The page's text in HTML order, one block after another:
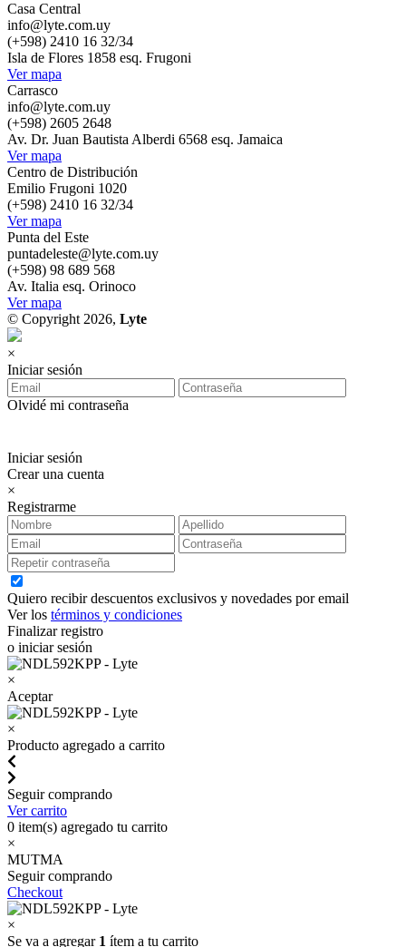
Casa Central
info@lyte.com.uy
(+598) 2410 16 32/34
Isla de Flores 1858 esq. Frugoni
Ver mapa
Carrasco
info@lyte.com.uy
(+598) 2605 2648
Av. Dr. Juan Bautista Alberdi 6568 esq. Jamaica
Ver mapa
Centro de Distribución
Emilio Frugoni 1020
(+598) 2410 16 32/34
Ver mapa
Punta del Este
puntadeleste@lyte.com.uy
(+598) 98 689 568
Av. Italia esq. Orinoco
Ver mapa
© Copyright 2026, Lyte
×
Iniciar sesión
Olvidé mi contraseña
Iniciar sesión
Crear una cuenta
×
Registrarme
Quiero recibir descuentos exclusivos y novedades por email
Ver los términos y condiciones
Finalizar registro
o iniciar sesión
×
Aceptar
×
Producto agregado a carrito
Seguir comprando
Ver carrito
0 item(s) agregado tu carrito
×
MUTMA
Seguir comprando
Checkout
×
Se va a agregar 1 ítem a tu carrito